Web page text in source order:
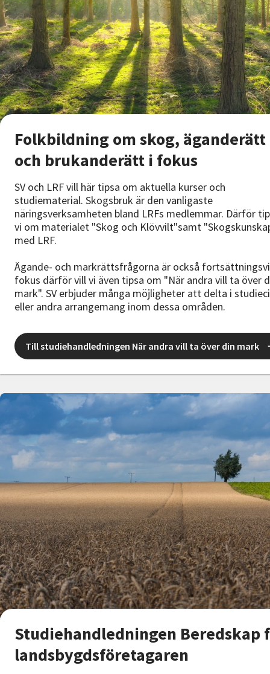
Folkbildning om skog, äganderätt
och brukanderätt i fokus
SV och LRF vill här tipsa om aktuella kurser och
studiematerial. Skogsbruk är den vanligaste
näringsverksamheten bland LRFs medlemmar. Därför
vi om materialet "Skog och Klövvilt"samt
med LRF.
Ägande- och markrättsfrågorna är också
fokus därför vill vi även tipsa om "När andra vill ta över
mark". SV erbjuder många möjligheter att delta i
eller andra arrangemang inom dessa områden.
Till studiehandledningen När andra vill ta över din mark
Studiehandledningen Beredskap
landsbygdsföretagaren